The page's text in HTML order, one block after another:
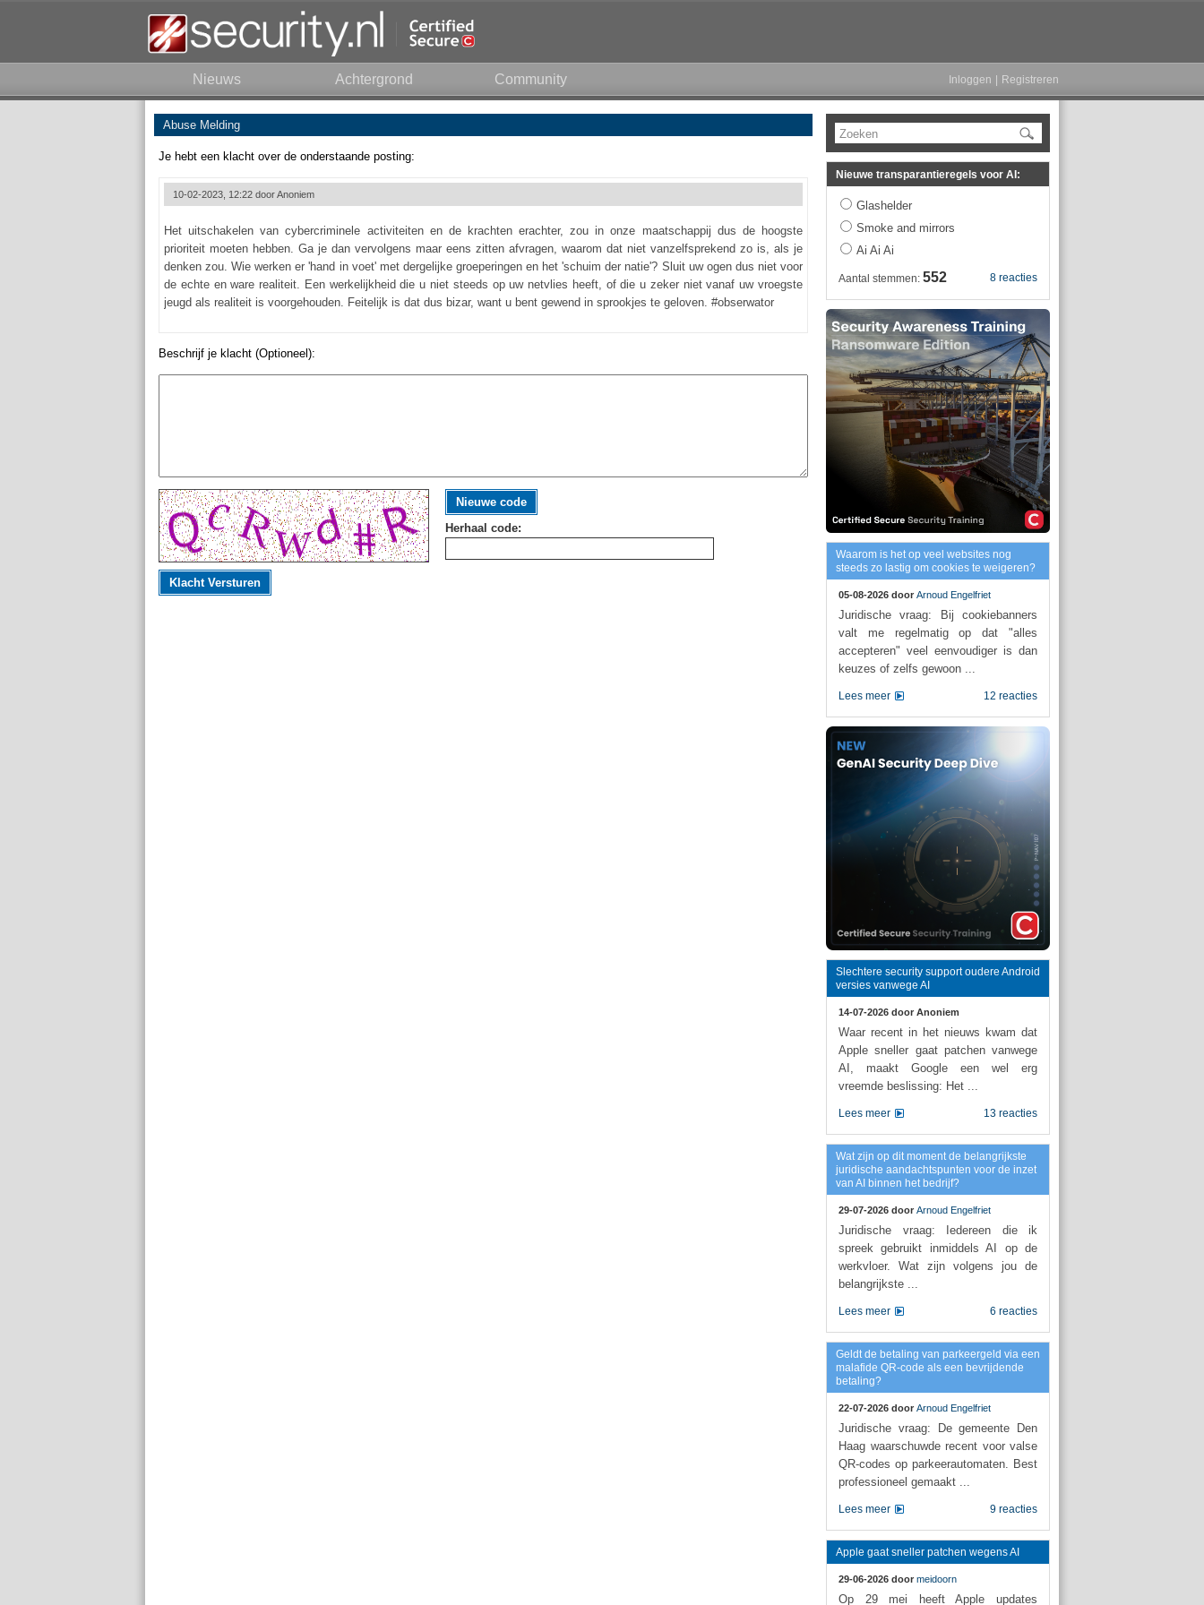
Nieuws Achtergrond Community Inloggen Registreren
Abuse Melding
Je hebt een klacht over de onderstaande posting:
10-02-2023, 12:22 doorAnoniem
Het uitschakelen van cybercriminele activiteiten en de krachten erachter, zou in onze maatschappij dus de hoogste
prioriteit moeten hebben. Ga je dan vervolgens maar eens zitten afvragen, waarom dat niet vanzelfsprekend zo is, als je
denken zou. Wie werken er 'hand in voet' met dergelijke groeperingen en het 'schuim der natie'? Sluit uw ogen dus niet voor
de echte en ware realiteit. Een werkelijkheid die u niet steeds op uw netvlies heeft, of die u zeker niet vanaf uw vroegste
jeugd als realiteit is voorgehouden. Feitelijk is dat dus bizar, want u bent gewend in sprookjes te geloven. #obserwator
Beschrijf je klacht (Optioneel):
Nieuwe code
Herhaal code:
Klacht Versturen
Zoeken
Nieuwe transparantieregels voor AI:
Glashelder
Smoke and mirrors
Ai Ai Ai
8 reacties
Aantal stemmen: 552
Waarom is het op veel websites nog
steeds zo lastig om cookies te weigeren?
05-08-2026 door Arnoud Engelfriet
Juridische vraag: Bij cookiebanners
valt me regelmatig op dat "alles
accepteren" veel eenvoudiger is dan
keuzes of zelfs gewoon ...
12 reacties
Lees meer
Slechtere security support oudere Android
versies vanwege AI
14-07-2026 door Anoniem
Waar recent in het nieuws kwam dat
Apple sneller gaat patchen vanwege
AI, maakt Google een wel erg
vreemde beslissing: Het ...
13 reacties
Lees meer
Wat zijn op dit moment de belangrijkste
juridische aandachtspunten voor de inzet
van AI binnen het bedrijf?
29-07-2026 door Arnoud Engelfriet
Juridische vraag: Iedereen die ik
spreek gebruikt inmiddels AI op de
werkvloer. Wat zijn volgens jou de
belangrijkste ...
6 reacties
Lees meer
Geldt de betaling van parkeergeld via een
malafide QR-code als een bevrijdende
betaling?
22-07-2026 door Arnoud Engelfriet
Juridische vraag: De gemeente Den
Haag waarschuwde recent voor valse
QR-codes op parkeerautomaten. Best
professioneel gemaakt ...
9 reacties
Lees meer
Apple gaat sneller patchen wegens AI
29-06-2026 door meidoorn
Op 29 mei heeft Apple updates